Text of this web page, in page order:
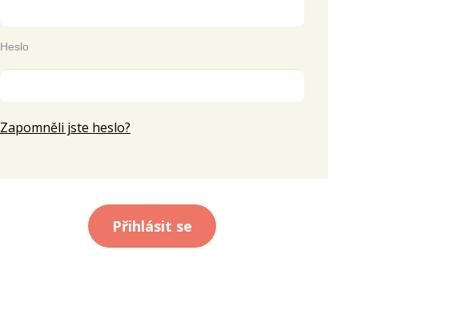
Heslo
Zapomněli jste heslo?
Přihlásit se